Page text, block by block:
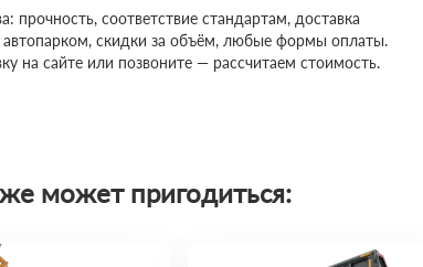
прочность, соответствие стандартам, доставка
скидки за объём, любые формы оплаты.
на сайте или позвоните — рассчитаем стоимость.
может пригодиться: